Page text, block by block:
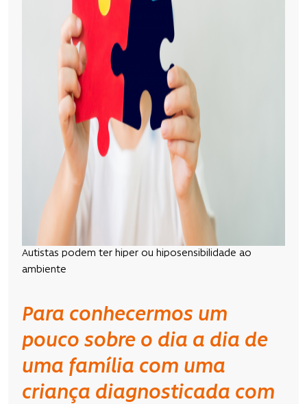
Autistas podem ter hiper ou hiposensibilidade ao
ambiente
Para conhecermos um
pouco sobre o dia a dia de
uma família com uma
criança diagnosticada com